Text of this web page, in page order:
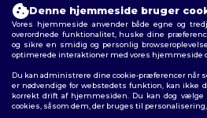
2026. Alle rettigheder
Vilkår og Betingelser|Tilpasset politik|
cookies|Sitemap
Denne hjemmeside bruger
Vores hjemmeside anvender både egne og
overordnede funktionalitet, huske dine
og sikre en smidig og personlig
optimerede interaktioner med vores hjemmeside
Du kan administrere dine cookie-præferencer når
er nødvendige for webstedets funktion, kan ikke
korrekt drift af hjemmesiden. Du kan dog vælge
cookies, såsom dem, der bruges til